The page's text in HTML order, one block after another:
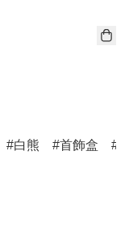
白熊 首飾盒